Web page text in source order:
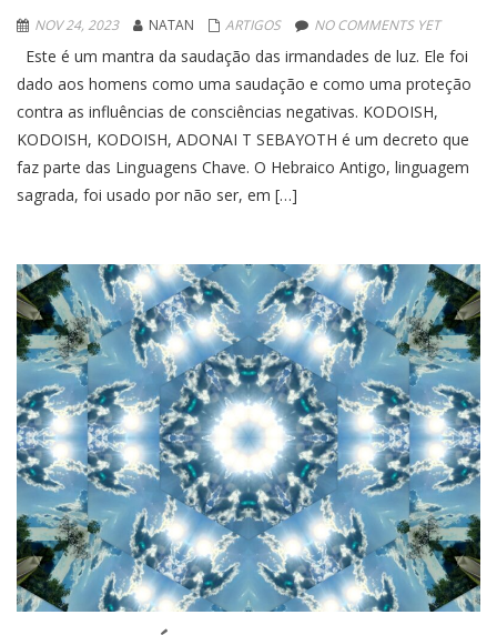
NOV 24, 2023 NATAN ARTIGOS NO COMMENTS YET
Este é um mantra da saudação das irmandades de luz. Ele foi
dado aos homens como uma saudação e como uma proteção
contra as influências de consciências negativas. KODOISH,
KODOISH, KODOISH, ADONAI T SEBAYOTH é um decreto que
faz parte das Linguagens Chave. O Hebraico Antigo, linguagem
sagrada, foi usado por não ser, em […]